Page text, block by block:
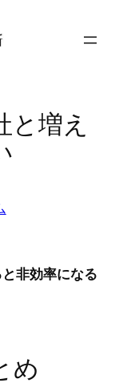
増え
非効率になる
め